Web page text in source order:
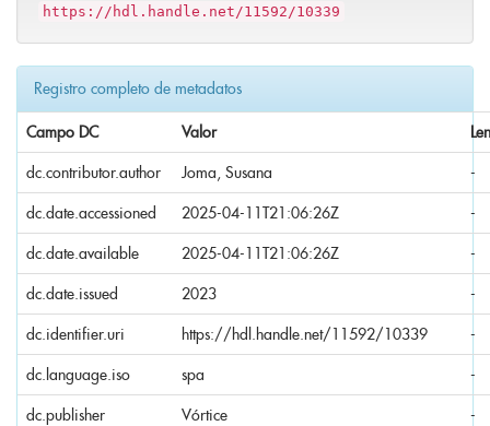
https://hdl.handle.net/11592/10339
Registro completo de metadatos
Campo DC Valor
dc.contributor.author Joma, Susana -
dc.date.accessioned 2025-04-11T21:06:26Z -
dc.date.available 2025-04-11T21:06:26Z -
dc.date.issued 2023 -
dc.identifier.uri https://hdl.handle.net/11592/10339 -
dc.language.iso spa -
dc.publisher Vórtice -